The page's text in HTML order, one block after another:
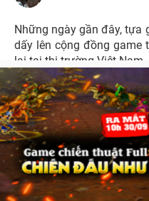
Những ngày gần đây, tựa
dấy lên cộng đồng game
lại tại thị trường Việt Nam.